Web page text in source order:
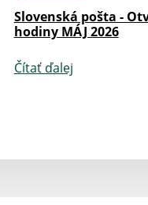
Slovenská pošta -
hodiny MÁJ 2026
Čítať ďalej